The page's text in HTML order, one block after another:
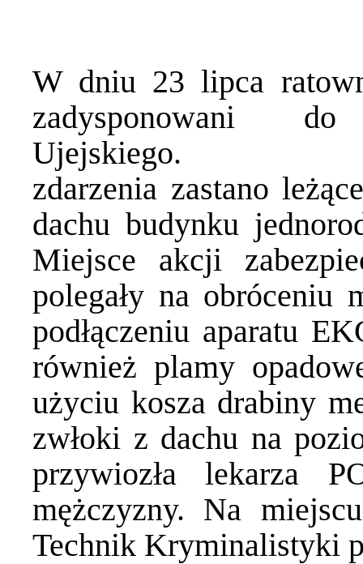
W dniu 23 lipca
zadysponowani
Ujejskiego. Po
zdarzenia zastano
dachu budynku
Miejsce akcji
polegały na obróceniu
podłączeniu aparatu
również plamy
użyciu kosza drabiny
zwłoki z dachu na
przywiozła lekarza
mężczyzny. Na
Technik Kryminalistyki